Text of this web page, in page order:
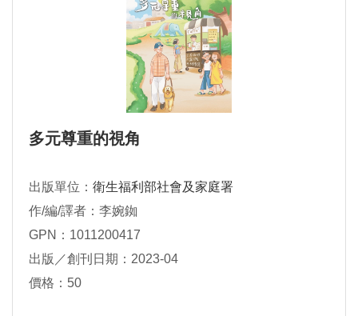
多元尊重的視角
出版單位： 衛生福利部社會及家庭署
作/編/譯者：李婉銣
GPN：1011200417
出版／創刊日期：2023-04
價格：50